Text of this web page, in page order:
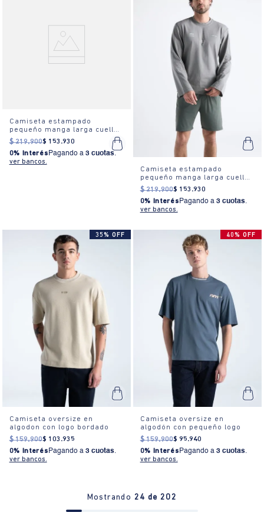
Camiseta estampado
pequeño manga larga cuello
redondo para hombre
$ 219.900$ 153 .930
0% Interés Pagando a 3 cuotas.
ver bancos.
Camiseta estampado
pequeño manga larga cuello
redondo para hombre
$ 219.900$ 153 .930
0% Interés Pagando a 3 cuotas.
ver bancos.
35% OFF
Camiseta oversize en
algodon con logo bordado
$ 159.900$ 103 .935
0% Interés Pagando a 3 cuotas.
ver bancos.
40% OFF
Camiseta oversize en
algodón con pequeño logo
$ 159.900$ 95.940
0% Interés Pagando a 3 cuotas.
ver bancos.
Mostrando 24 de 202